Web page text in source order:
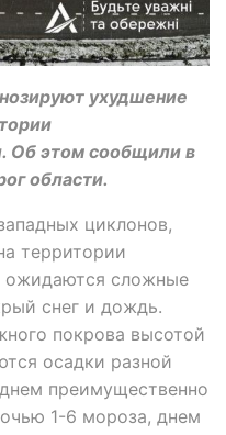
ухудшение
Об этом сообщили в
области.
циклонов,
территории
ожидаются сложные
снег и дождь.
покрова высотой
осадки разной
​​преимущественно
1-6 мороза, днем